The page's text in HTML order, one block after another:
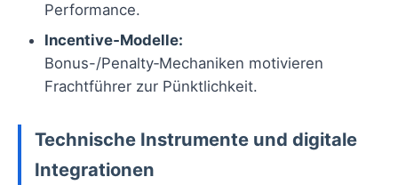
Performance.
Incentive‑Modelle:
Bonus-/Penalty‑Mechaniken motivieren
Frachtführer zur Pünktlichkeit.
Technische Instrumente und digitale
Integrationen